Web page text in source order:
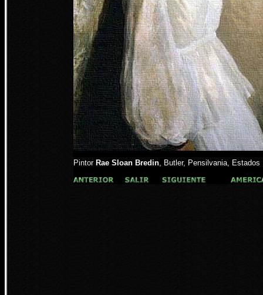
Pintor Rae Sloan Bredin, Butler, Pensilvania, Estados